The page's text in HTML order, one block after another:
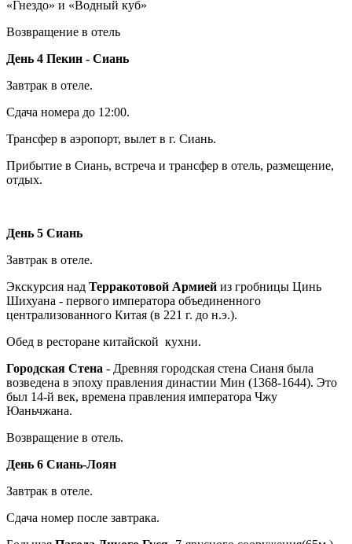
«Гнездо» и «Водный куб»
Возвращение в отель
День 4 Пекин - Сиань
Завтрак в отеле.
Сдача номера до 12:00.
Трансфер в аэропорт, вылет в г. Сиань.
Прибытие в Сиань, встреча и трансфер в отель, размещение,
отдых.
День 5 Сиань
Завтрак в отеле.
Экскурсия над Терракотовой Армией из гробницы Цинь
Шихуана - первого императора объединенного
централизованного Китая (в 221 г. до н.э.).
Обед в ресторане китайской кухни.
Городская Стена - Древняя городская стена Сианя была
возведена в эпоху правления династии Мин (1368-1644). Это
был 14-й век, времена правления императора Чжу
Юаньчжана.
Возвращение в отель.
День 6 Сиань-Лоян
Завтрак в отеле.
Сдача номер после завтрака.